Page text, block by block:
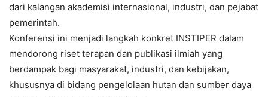
dari kalangan akademisi internasional, industri, dan pejabat
pemerintah.
Konferensi ini menjadi langkah konkret INSTIPER dalam
mendorong riset terapan dan publikasi ilmiah yang
berdampak bagi masyarakat, industri, dan kebijakan,
khususnya di bidang pengelolaan hutan dan sumber daya